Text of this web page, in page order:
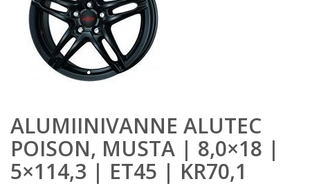
ALUMIINIVANNE ALUTEC
POISON, MUSTA | 8,0×18 |
5×114,3 | ET45 | KR70,1